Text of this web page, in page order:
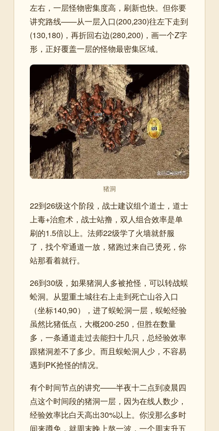
左右，一层怪物密集度高，刷新也快。但你要
讲究路线——从一层入口(200,230)往左下走到
(130,180)，再折回右边(280,200)，画一个Z字
形，正好覆盖一层的怪物最密集区域。
猪洞
22到26级这个阶段，战士建议组个道士，道士
上毒+治愈术，战士站撸，双人组合效率是单
刷的1.5倍以上。法师22级学了火墙就舒服
了，找个窄通道一放，猪跑过来自己烫死，你
站那看着就行。
26到30级，如果猪洞人多被抢怪，可以转战蜈
蚣洞。从盟重土城往右上走到死亡山谷入口
（坐标140,90），进了蜈蚣洞一层，蜈蚣经验
虽然比猪低点，大概200-250，但胜在数量
多，一条通道走过去能扫十几只，总经验效率
跟猪洞差不了多少。而且蜈蚣洞人少，不容易
遇到PK抢怪的情况。
有个时间节点的讲究——半夜十二点到凌晨四
点这个时间段的猪洞一层，因为在线人数少，
经验效率比白天高出30%以上。你没那么多时
间来蹲免，就周末晚上熬一波，一个周末升五